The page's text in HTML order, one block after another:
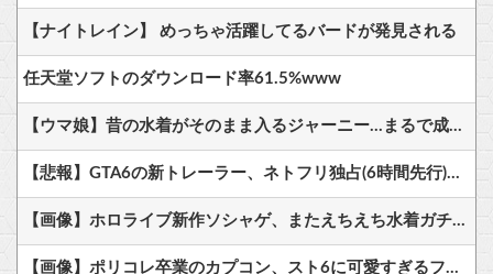
【ナイトレイン】 めっちゃ活躍してるバードが発見される
任天堂ソフトのダウンロード率61.5%www
【ウマ娘】昔の水着がそのまま入るジャーニー…まるで成長していない！？
【悲報】GTA6の新トレーラー、ネトフリ独占(6時間先行)ｗｗｗ
【画像】ホロライブ新作ソシャゲ、またえちえち水着ガチャｗｗ
【画像】ポリコレ卒業のカプコン、スト6に可愛すぎるフィリピン人キャラ実装！